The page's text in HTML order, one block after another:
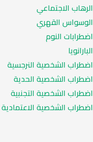
الرهاب الاجتماعي
الوسواس القهري
اضطرابات النوم
البارانويا
اضطراب الشخصية النرجسية
اضطراب الشخصية الحدية
اضطراب الشخصية التجنبية
اضطراب الشخصية الاعتمادية